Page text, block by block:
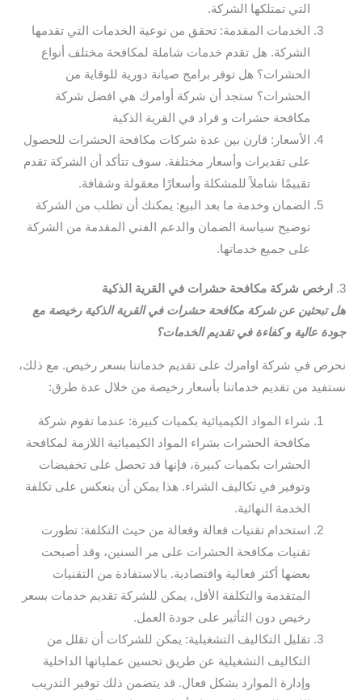
التي تمتلكها الشركة.
الخدمات المقدمة: تحقق من نوعية الخدمات التي تقدمها
الشركة. هل تقدم خدمات شاملة لمكافحة مختلف أنواع
الحشرات؟ هل توفر برامج صيانة دورية للوقاية من
الحشرات؟ ستجد أن شركة أوامرك هي افضل شركة
مكافحة حشرات و قراد في القرية الذكية
الأسعار: قارن بين عدة شركات مكافحة الحشرات للحصول
على تقديرات وأسعار مختلفة. سوف تتأكد أن الشركة تقدم
تقييمًا شاملاً للمشكلة وأسعارًا معقولة وشفافة.
الضمان وخدمة ما بعد البيع: يمكنك أن تطلب من الشركة
توضيح سياسة الضمان والدعم الفني المقدمة من الشركة
على جميع خدماتها.
3.
ارخص شركة مكافحة حشرات في القرية الذكية
هل تبحثين عن شركة مكافحة حشرات في القرية الذكية رخيصة مع
جودة عالية و كفاءة في تقديم الخدمات؟
نحرص في شركة اوامرك على تقديم خدماتنا بسعر رخيص. مع ذلك،
نستفيد من تقديم خدماتنا بأسعار رخيصة من خلال عدة طرق:
شراء المواد الكيميائية بكميات كبيرة: عندما تقوم شركة
مكافحة الحشرات بشراء المواد الكيميائية اللازمة لمكافحة
الحشرات بكميات كبيرة، فإنها قد تحصل على تخفيضات
وتوفير في تكاليف الشراء. هذا يمكن أن ينعكس على تكلفة
الخدمة النهائية.
استخدام تقنيات فعالة وفعالة من حيث التكلفة: تطورت
تقنيات مكافحة الحشرات على مر السنين، وقد أصبحت
بعضها أكثر فعالية واقتصادية. بالاستفادة من التقنيات
المتقدمة والتكلفة الأقل، يمكن للشركة تقديم خدمات بسعر
رخيص دون التأثير على جودة العمل.
تقليل التكاليف التشغيلية: يمكن للشركات أن تقلل من
التكاليف التشغيلية عن طريق تحسين عملياتها الداخلية
وإدارة الموارد بشكل فعال. قد يتضمن ذلك توفير التدريب